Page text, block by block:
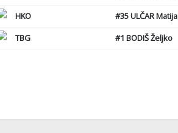
HKO #35ULČAR Matija
TBG #1 BODIŠ Željko